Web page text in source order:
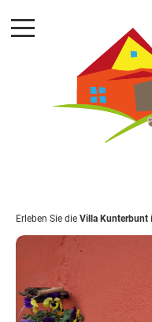
Navigation
überspringen
Ferienhaus
Umgebung
Preise
Planen
Buchen
Erleben Sie die Villa Kunterbunt